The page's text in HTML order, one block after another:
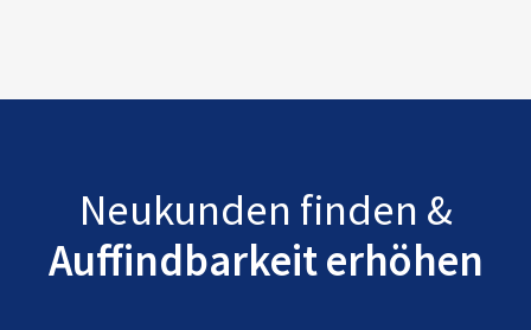
Neukunden finden &
Auffindbarkeit erhöhen